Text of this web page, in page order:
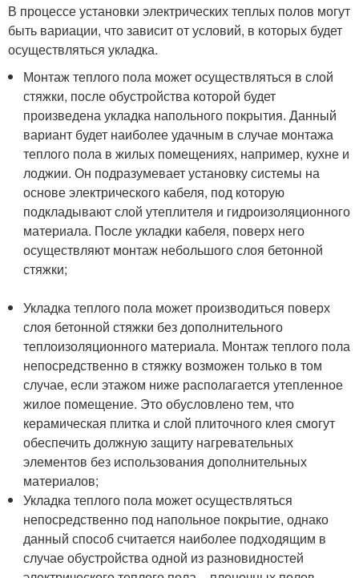
В процессе установки электрических теплых полов могут
быть вариации, что зависит от условий, в которых будет
осуществляться укладка.
Монтаж теплого пола может осуществляться в слой
стяжки, после обустройства которой будет
произведена укладка напольного покрытия. Данный
вариант будет наиболее удачным в случае монтажа
теплого пола в жилых помещениях, например, кухне и
лоджии. Он подразумевает установку системы на
основе электрического кабеля, под которую
подкладывают слой утеплителя и гидроизоляционного
материала. После укладки кабеля, поверх него
осуществляют монтаж небольшого слоя бетонной
стяжки;
Укладка теплого пола может производиться поверх
слоя бетонной стяжки без дополнительного
теплоизоляционного материала. Монтаж теплого пола
непосредственно в стяжку возможен только в том
случае, если этажом ниже располагается утепленное
жилое помещение. Это обусловлено тем, что
керамическая плитка и слой плиточного клея смогут
обеспечить должную защиту нагревательных
элементов без использования дополнительных
материалов;
Укладка теплого пола может осуществляться
непосредственно под напольное покрытие, однако
данный способ считается наиболее подходящим в
случае обустройства одной из разновидностей